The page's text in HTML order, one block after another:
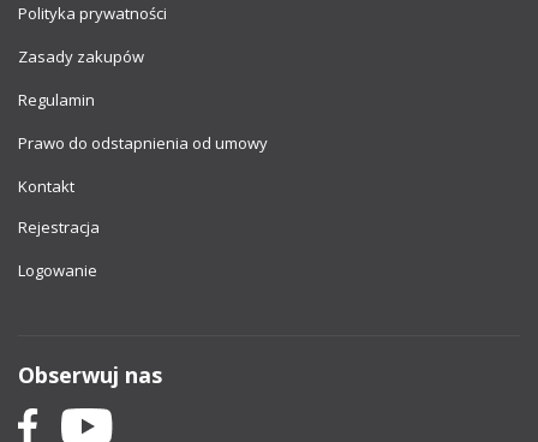
Polityka prywatności
Zasady zakupów
Regulamin
Prawo do odstapnienia od umowy
Kontakt
Rejestracja
Logowanie
Obserwuj nas